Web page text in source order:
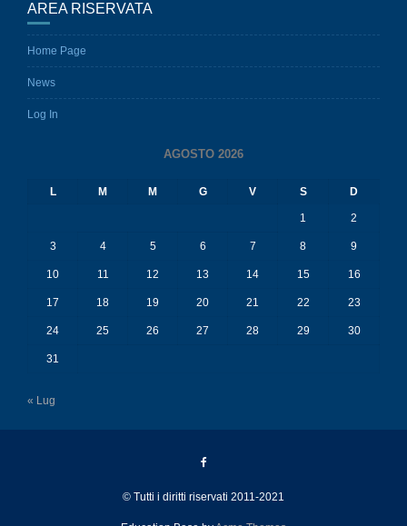
AREA RISERVATA
Home Page
News
Log In
AGOSTO 2026
L M M G V S D
1 2
3 4 5 6 7 8 9
10 11 12 13 14 15 16
17 18 19 20 21 22 23
24 25 26 27 28 29 30
31
« Lug
© Tutti i diritti riservati 2011-2021